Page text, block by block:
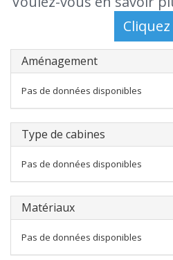
Aménagement
Pas de données disponibles
Type de cabines
Pas de données disponibles
Matériaux
Pas de données disponibles